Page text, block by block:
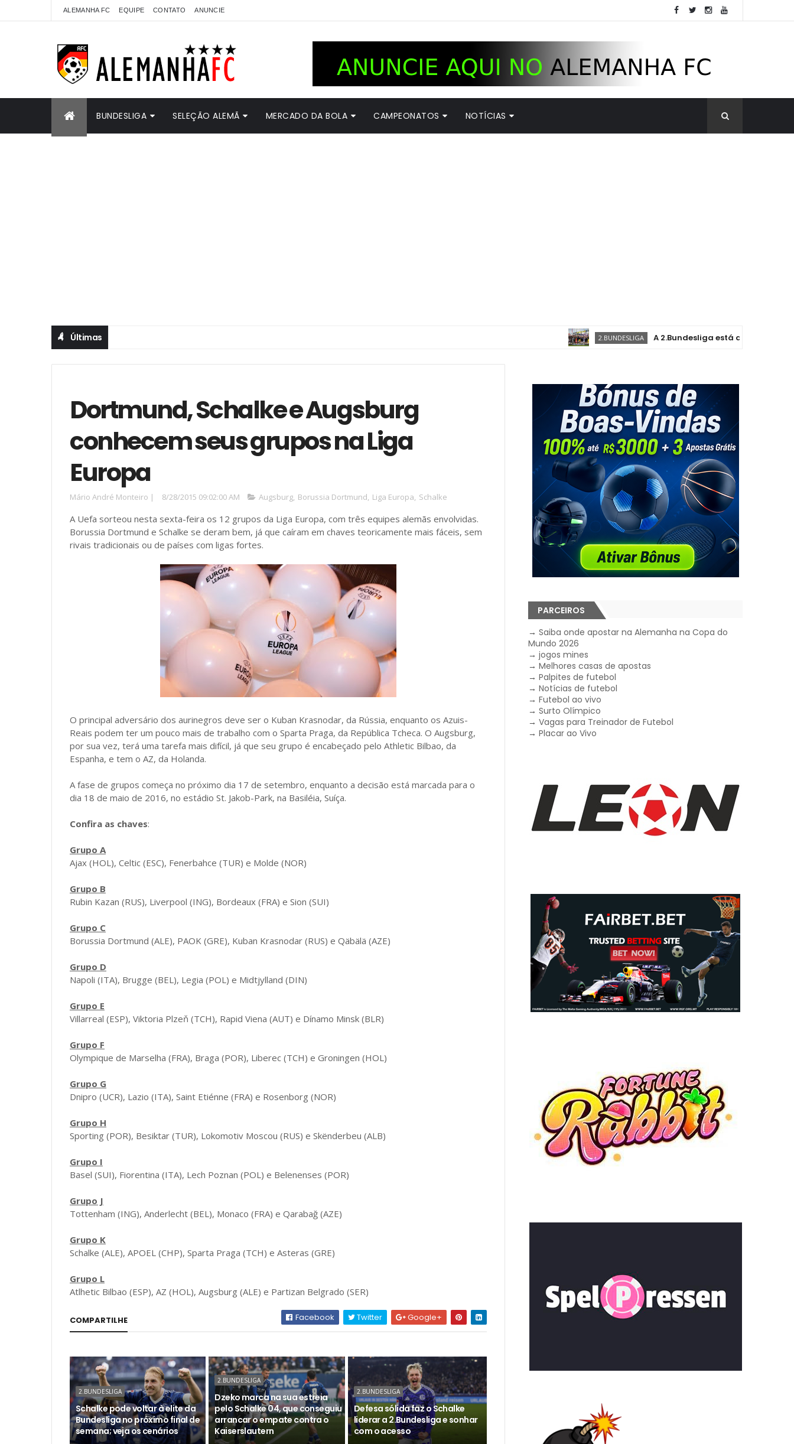
ALEMANHA FC EQUIPE CONTATO ANUNCIE
BUNDESLIGA SELEÇÃO ALEMÃ MERCADO DA BOLA CAMPEONATOS NOTÍCIAS
Últimas 2.BUNDESLIGA A 2.Bundesliga está de volta, com novas
Dortmund, Schalke e Augsburg
conhecem seus grupos na Liga
Europa
Mário André Monteiro | 8/28/2015 09:02:00 AM Augsburg, Borussia Dortmund, Liga Europa, Schalke
A Uefa sorteou nesta sexta-feira os 12 grupos da Liga Europa, com três equipes alemãs envolvidas.
Borussia Dortmund e Schalke se deram bem, já que caíram em chaves teoricamente mais fáceis, sem
rivais tradicionais ou de países com ligas fortes.
O principal adversário dos aurinegros deve ser o Kuban Krasnodar, da Rússia, enquanto os Azuis-
Reais podem ter um pouco mais de trabalho com o Sparta Praga, da República Tcheca. O Augsburg,
por sua vez, terá uma tarefa mais difícil, já que seu grupo é encabeçado pelo Athletic Bilbao, da
Espanha, e tem o AZ, da Holanda.
A fase de grupos começa no próximo dia 17 de setembro, enquanto a decisão está marcada para o
dia 18 de maio de 2016, no estádio St. Jakob-Park, na Basiléia, Suíça.
Confira as chaves:
Grupo A
Ajax (HOL), Celtic (ESC), Fenerbahce (TUR) e Molde (NOR)
Grupo B
Rubin Kazan (RUS), Liverpool (ING), Bordeaux (FRA) e Sion (SUI)
Grupo C
Borussia Dortmund (ALE), PAOK (GRE), Kuban Krasnodar (RUS) e Qäbälä (AZE)
Grupo D
Napoli (ITA), Brugge (BEL), Legia (POL) e Midtjylland (DIN)
Grupo E
Villarreal (ESP), Viktoria Plzeň (TCH), Rapid Viena (AUT) e Dínamo Minsk (BLR)
Grupo F
Olympique de Marselha (FRA), Braga (POR), Liberec (TCH) e Groningen (HOL)
Grupo G
Dnipro (UCR), Lazio (ITA), Saint Etiénne (FRA) e Rosenborg (NOR)
Grupo H
Sporting (POR), Besiktar (TUR), Lokomotiv Moscou (RUS) e Skënderbeu (ALB)
Grupo I
Basel (SUI), Fiorentina (ITA), Lech Poznan (POL) e Belenenses (POR)
Grupo J
Tottenham (ING), Anderlecht (BEL), Monaco (FRA) e Qarabağ (AZE)
Grupo K
Schalke (ALE), APOEL (CHP), Sparta Praga (TCH) e Asteras (GRE)
Grupo L
Atlhetic Bilbao (ESP), AZ (HOL), Augsburg (ALE) e Partizan Belgrado (SER)
COMPARTILHE Facebook Twitter Google+
2.BUNDESLIGA
Schalke pode voltar à elite da
Bundesliga no próximo final de
semana; veja os cenários
2.BUNDESLIGA
Dzeko marca na sua estreia
pelo Schalke 04, que conseguiu
arrancar o empate contra o
Kaiserslautern
2.BUNDESLIGA
Defesa sólida faz o Schalke
liderar a 2.Bundesliga e sonhar
com o acesso
PARCEIROS
→Saiba onde apostar na Alemanha na Copa do
Mundo 2026
→jogos mines
→Melhores casas de apostas
→Palpites de futebol
→Notícias de futebol
→Futebol ao vivo
→Surto Olímpico
→Vagas para Treinador de Futebol
→Placar ao Vivo